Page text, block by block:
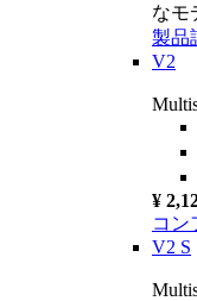
なモ
製品
V2
¥
コン
V2 S